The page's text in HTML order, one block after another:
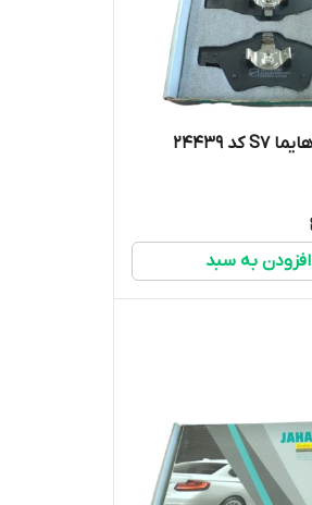
لنت ترمز جلو هایما S7 کد 24439
افزودن به سبد